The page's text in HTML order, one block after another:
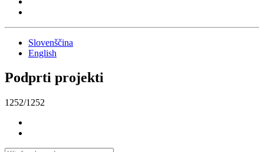
Slovenščina
English
Podprti projekti
1252/1252